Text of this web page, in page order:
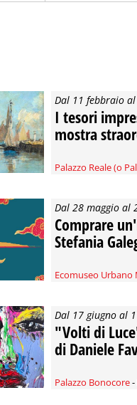
Dal 11 febbraio
I tesori
mostra
Palazzo Reale (o
Dal 28 maggio al
Comprare
Stefania
Ecomuseo Urbano
Dal 17 giugno al
"Volti di
di Daniele
Palazzo Bonocore